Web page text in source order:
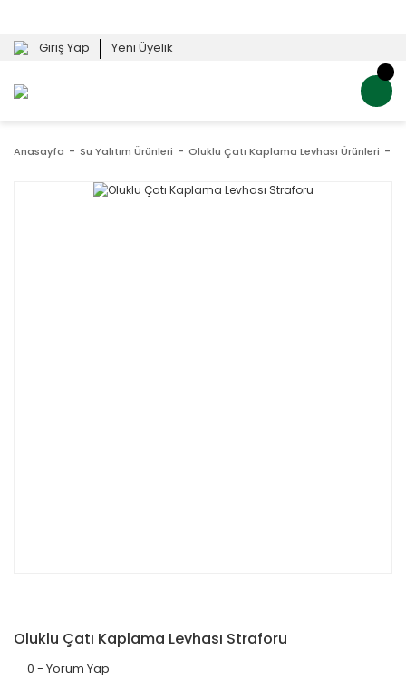
Giriş Yap Yeni Üyelik
Anasayfa Su Yalıtım Ürünleri Oluklu Çatı Kaplama Levhası Ürünleri
Oluklu Çatı Kaplama Levhası Straforu
0 - Yorum Yap